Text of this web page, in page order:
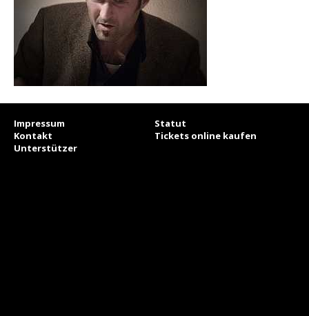
Impressum
Statut
Kontakt
Tickets online kaufen
Unterstützer